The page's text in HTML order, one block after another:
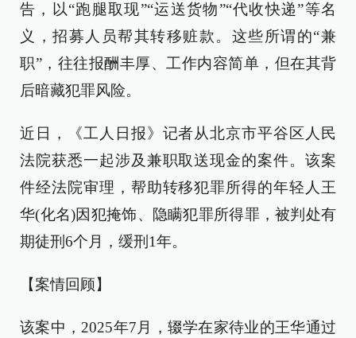
告，以“跑腿取现”“运送货物”“代收快递”等名
义，招募人员帮其转移赃款。这些所谓的“兼
职”，往往报酬丰厚、工作内容简单，但在其背
后暗藏犯罪风险。
近日，《工人日报》记者从北京市平谷区人民
法院获悉一起涉及兼职取送现金的案件。该案
件经法院审理，帮助转移犯罪所得的年轻人王
华(化名)因犯掩饰、隐瞒犯罪所得罪，被判处有
期徒刑6个月，缓刑1年。
【案情回顾】
该案中，2025年7月，辍学在家待业的王华通过